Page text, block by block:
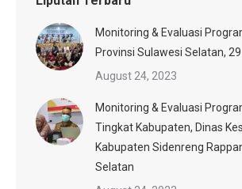
Monitoring & Evaluasi
Provinsi Sulawesi Selatan,
August 24, 2023
Monitoring & Evaluasi
Tingkat Kabupaten, Dinas
Kabupaten Sidenreng
Selatan